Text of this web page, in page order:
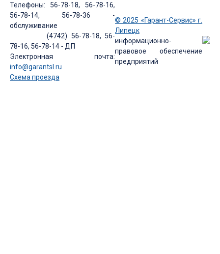
Телефоны: 56-78-18, 56-78-16,
56-78-14, 56-78-36 -
обслуживание
(4742) 56-78-18, 56-
78-16, 56-78-14 - ДП
Электронная почта:
info@garantsl.ru
Схема проезда
© 2025 «Гарант-Сервис» г.
Липецк
информационно-
правовое обеспечение
предприятий